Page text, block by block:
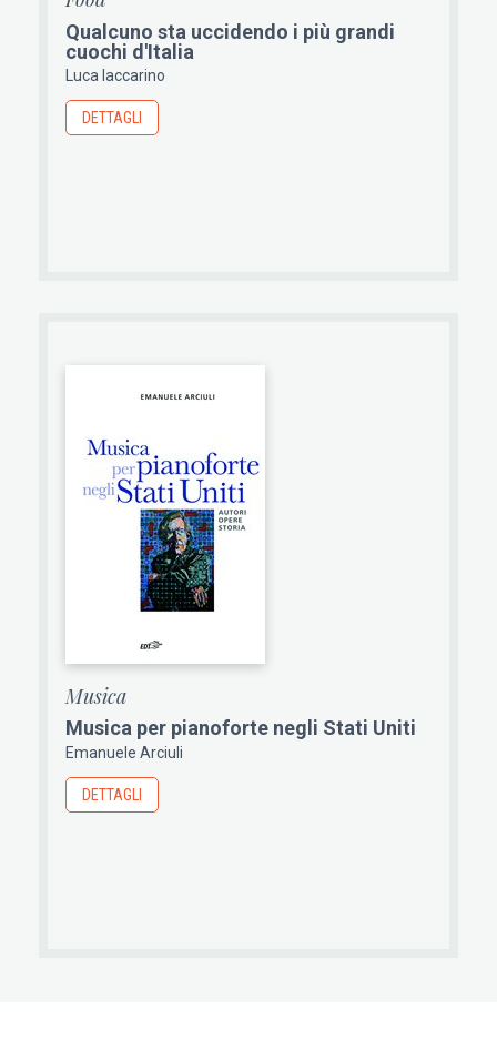
Qualcuno sta uccidendo i più grandi
cuochi d'Italia
Luca Iaccarino
DETTAGLI
Musica
Musica per pianoforte negli Stati Uniti
Emanuele Arciuli
DETTAGLI